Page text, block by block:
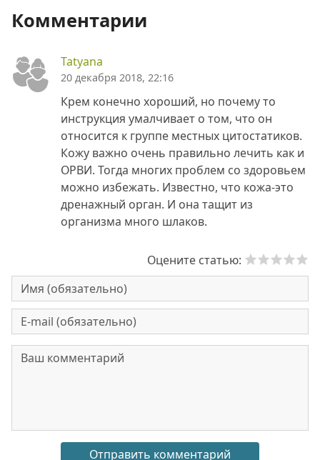
Комментарии
Tatyana
20 декабря 2018, 22:16
Крем конечно хороший, но почему то
инструкция умалчивает о том, что он
относится к группе местных цитостатиков.
Кожу важно очень правильно лечить как и
ОРВИ. Тогда многих проблем со здоровьем
можно избежать. Известно, что кожа-это
дренажный орган. И она тащит из
организма много шлаков.
Оцените статью: